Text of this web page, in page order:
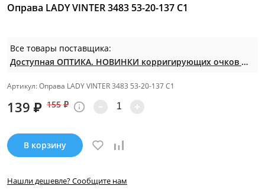
Оправа LADY VINTER 3483 53-20-137 С1
Все товары поставщика:
Доступная ОПТИКА. НОВИНКИ корригирующих очков по СУПЕР ценам. Таких нет на МП.
Артикул: Оправа LADY VINTER 3483 53-20-137 С1
139 ₽ 155 ₽
В корзину
Нашли дешевле? Сообщите нам